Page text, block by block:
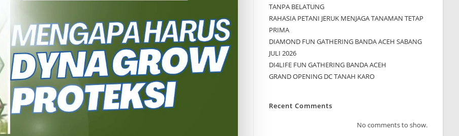
TANPA BELATUNG
RAHASIA PETANI JERUK MENJAGA TANAMAN TETAP
PRIMA
DIAMOND FUN GATHERING BANDA ACEH SABANG
JULI 2026
DI4LIFE FUN GATHERING BANDA ACEH
GRAND OPENING DC TANAH KARO
Recent Comments
No comments to show.